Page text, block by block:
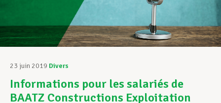
Structures syndicales
Assistance au Travail
Vos droits
23 juin 2019 Divers
Informations pour les salariés de
BAATZ Constructions Exploitation